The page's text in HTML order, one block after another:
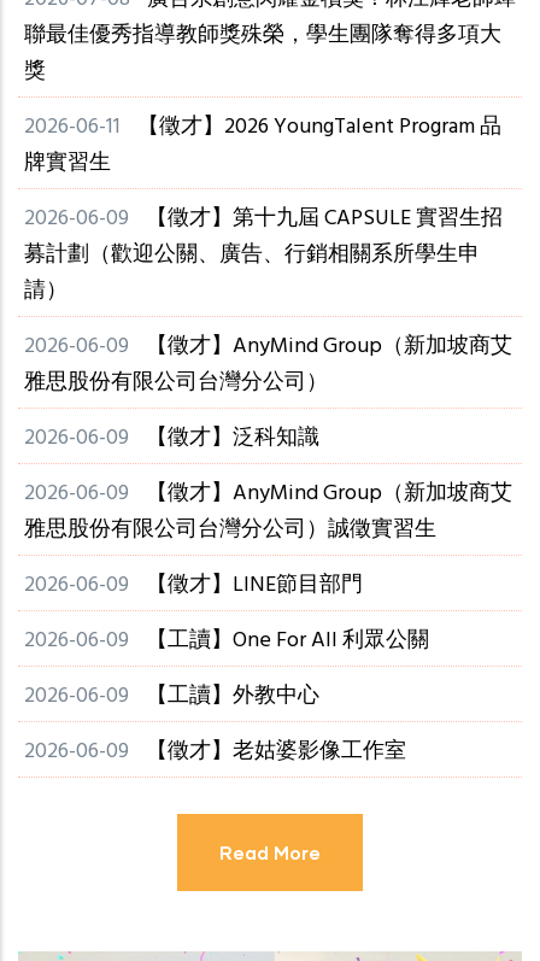
聯最佳優秀指導教師獎殊榮，學生團隊奪得多項大
獎
2026-06-11
【徵才】2026 YoungTalent Program 品
牌實習生
2026-06-09
【徵才】第十九屆 CAPSULE 實習生招
募計劃（歡迎公關、廣告、行銷相關系所學生申
請）
2026-06-09
【徵才】AnyMind Group（新加坡商艾
雅思股份有限公司台灣分公司）
2026-06-09
【徵才】泛科知識
2026-06-09
【徵才】AnyMind Group（新加坡商艾
雅思股份有限公司台灣分公司）誠徵實習生
2026-06-09
【徵才】LINE節目部門
2026-06-09
【工讀】One For All 利眾公關
2026-06-09
【工讀】外教中心
2026-06-09
【徵才】老姑婆影像工作室
Read More